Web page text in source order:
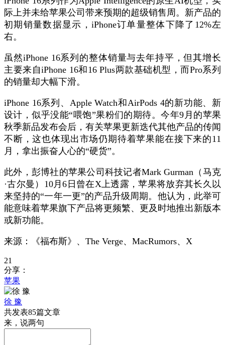
际上并未给苹果公司带来预期的超级销售周。新产品的
初期销量数据显示，iPhone订单量整体下降了12%左
右。
虽然iPhone 16系列的整体销量与去年持平，但其增长
主要来自iPhone 16和16 Plus两款基础机型，而Pro系列
的销量却大幅下滑。
iPhone 16系列、Apple Watch和AirPods 4的新功能、新
设计，似乎没能“喂饱”果粉们的期待。今年9月的苹果
秋季新品发布会后，有关苹果更新迭代其他产品的传闻
不断，这也体现出市场仍期待着苹果能在接下来的11
月，拿出振奋人心的“硬货”。
此外，彭博社的苹果公司科技记者Mark Gurman（马克
·古尔曼）10月6日曾在X上透露，苹果将放弃其长久以
来坚持的“一年一更”的产品升级周期。他认为，此举可
能意味着苹果旗下产品将更频繁、更及时地推出新版本
或新功能。
来源：《福布斯》、The Verge、MacRumors、X
21
分享：
苹果
徐 豫
共发表85篇文章
来，说两句